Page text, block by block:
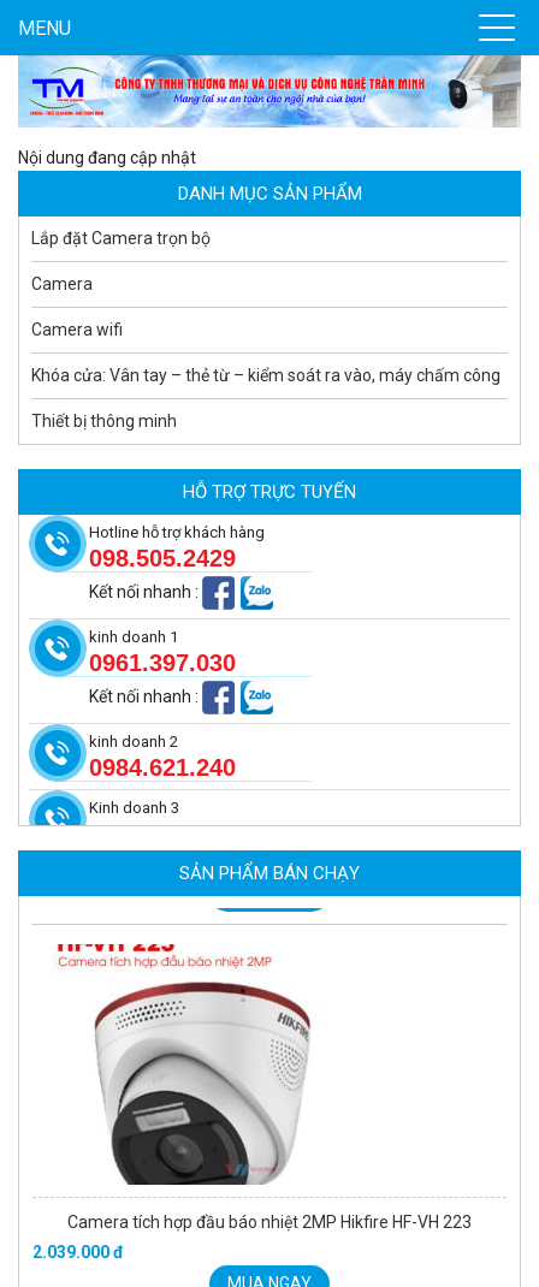
MENU
Nội dung đang cập nhật
DANH MỤC SẢN PHẨM
Lắp đặt Camera trọn bộ
Camera
Camera wifi
Khóa cửa: Vân tay – thẻ từ – kiểm soát ra vào, máy chấm công
Thiết bị thông minh
HỖ TRỢ TRỰC TUYẾN
Hotline hỗ trợ khách hàng
098.505.2429
Kết nối nhanh :
kinh doanh 1
0961.397.030
Kết nối nhanh :
kinh doanh 2
0984.621.240
Kinh doanh 3
SẢN PHẨM BÁN CHẠY
1.939.000 đ 1.080.000 đ
MUA NGAY
Camera WiFi quay quét ngoài trời EZVIZ H8 Pro 3K
2.060.000 đ 1.469.000 đ
MUA NGAY
Camera tích hợp đầu báo nhiệt 2MP Hikfire HF-VH 221
MUA NGAY
Camera tích hợp đầu báo nhiệt 2MP Hikfire HF-VH 223
2.039.000 đ